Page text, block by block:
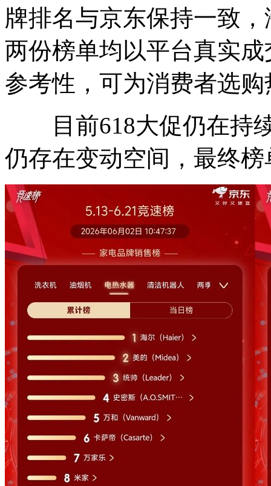
牌排名与京东保持一致
两份榜单均以平台真实
参考性，可为消费者选
目前618大促仍在持续
仍存在变动空间，最终